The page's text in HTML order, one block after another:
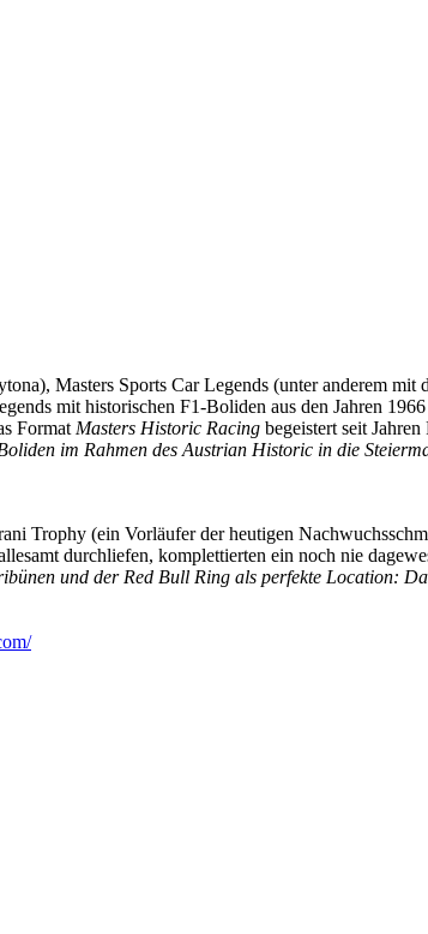
Masters Sports Car Legends (unter anderem
mit historischen F1-Boliden aus den Jahren
Format Masters Historic Racing begeistert seit
im Rahmen des Austrian Historic in die
Trophy (ein Vorläufer der heutigen
durchliefen, komplettierten ein noch nie
und der Red Bull Ring als perfekte Location: